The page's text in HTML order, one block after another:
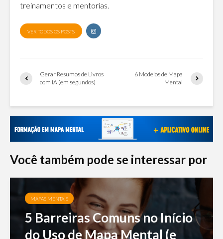
treinamentos e mentorias.
VER TODOS OS POSTS
Gerar Resumos de Livros
com IA (em segundos)
6 Modelos de Mapa
Mental
Você também pode se interessar por
MAPAS MENTAIS
5 Barreiras Comuns no Início
do Uso de Mapa Mental (e